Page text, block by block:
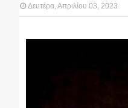
Δευτέρα, Απριλίου 03, 2023